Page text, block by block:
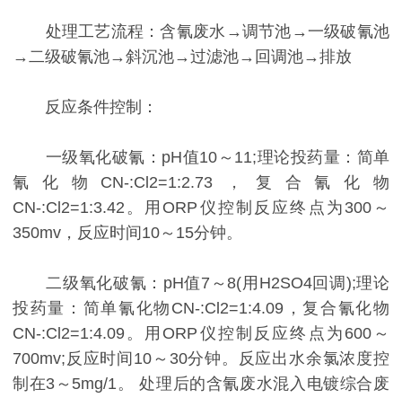
处理工艺流程：含氰废水→调节池→一级破氰池
→二级破氰池→斜沉池→过滤池→回调池→排放
反应条件控制：
一级氧化破氰：pH值10～11;理论投药量：简单
氰化物CN-:Cl2=1:2.73，复合氰化物
CN-:Cl2=1:3.42。用ORP仪控制反应终点为300～
350mv，反应时间10～15分钟。
二级氧化破氰：pH值7～8(用H2SO4回调);理论
投药量：简单氰化物CN-:Cl2=1:4.09，复合氰化物
CN-:Cl2=1:4.09。用ORP仪控制反应终点为600～
700mv;反应时间10～30分钟。反应出水余氯浓度控
制在3～5mg/1。 处理后的含氰废水混入电镀综合废